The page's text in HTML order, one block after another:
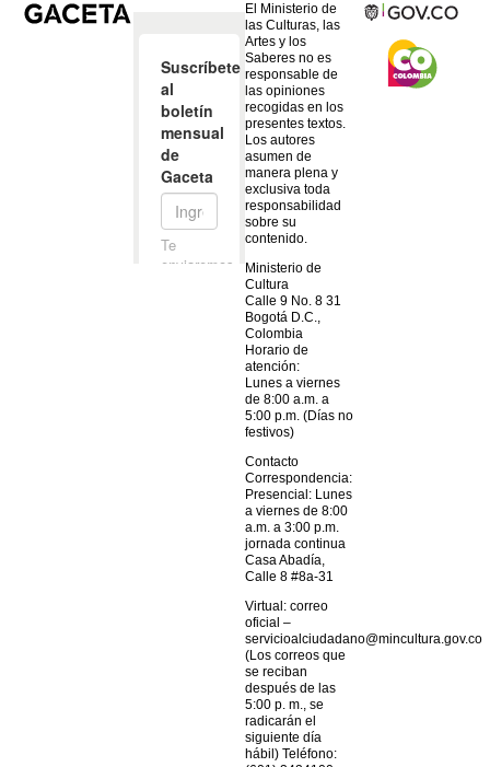
El Ministerio de
las Culturas, las
Artes y los
Saberes no es
responsable de
las opiniones
recogidas en los
presentes textos.
Los autores
asumen de
manera plena y
exclusiva toda
responsabilidad
sobre su
contenido.
Ministerio de
Cultura
Calle 9 No. 8 31
Bogotá D.C.,
Colombia
Horario de
atención:
Lunes a viernes
de 8:00 a.m. a
5:00 p.m. (Días no
festivos)
Contacto
Correspondencia:
Presencial: Lunes
a viernes de 8:00
a.m. a 3:00 p.m.
jornada continua
Casa Abadía,
Calle 8 #8a-31
Virtual: correo
oficial –
servicioalciudadano@mincultura.gov.co
(Los correos que
se reciban
después de las
5:00 p. m., se
radicarán el
siguiente día
hábil) Teléfono: